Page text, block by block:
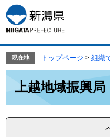
ー
ジ
の
頭
す。
ニ
ュ
ー
飛
て
本
現在地 トップページ > 組織
上越地域振興